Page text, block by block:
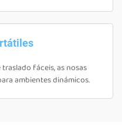
fáceis, as nosas
ambientes dinámicos.